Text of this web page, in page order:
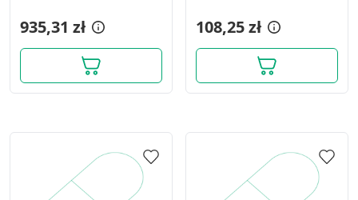
935,31 zł 108,25 zł